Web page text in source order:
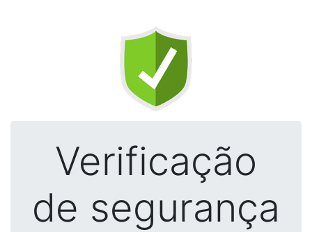
Verificação
de segurança